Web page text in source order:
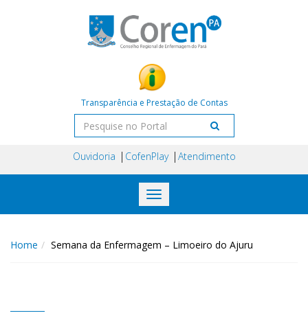
Transparência e Prestação de Contas
Ouvidoria CofenPlay Atendimento
Toggle
navigation
Home Semana da Enfermagem – Limoeiro do Ajuru